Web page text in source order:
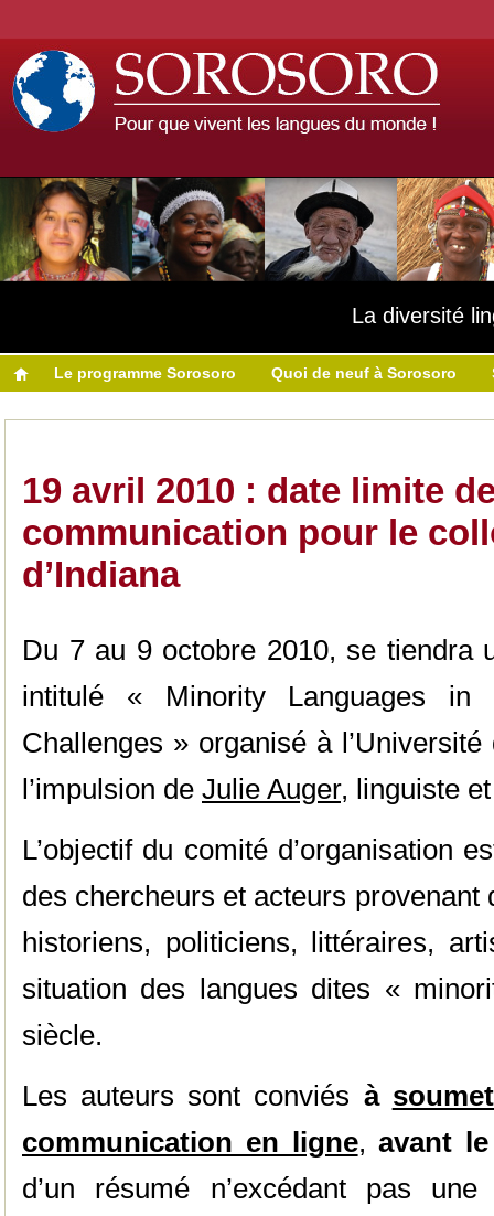
La diversité
Le programme Sorosoro Quoi de neuf à Sorosoro
19 avril 2010 : date limite
communication pour le
d’Indiana
Du 7 au 9 octobre 2010, se tiendra
intitulé « Minority Languages in
Challenges » organisé à
l’impulsion de Julie Auger, linguiste
L’objectif du comité d’organisation
des chercheurs et acteurs provenant
historiens, politiciens, littéraires,
situation des langues dites «
siècle.
Les auteurs sont conviés à
communication en ligne,avant
d’un résumé n’excédant pas